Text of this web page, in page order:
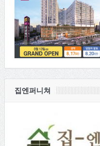
집엔퍼니쳐